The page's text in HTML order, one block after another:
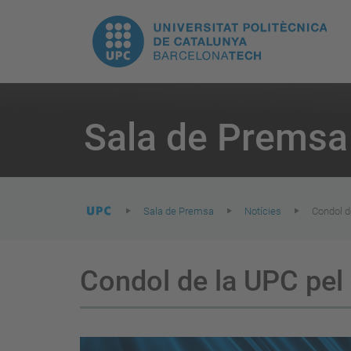
UPC.
Universitat
Politècnica
de
Catalunya
Sala de Premsa
are
here:
Sala de Premsa Notícies Condol
Condol de la UPC